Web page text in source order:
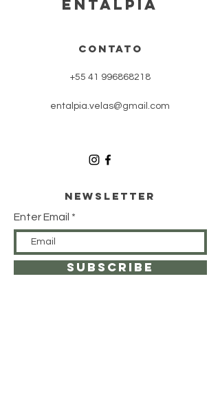
ENTALPÎA
contato
+55 41 996868218
entalpia.velas@gmail.com
Newsletter
Enter Email
SUBSCRIBE